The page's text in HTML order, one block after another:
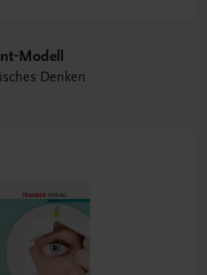
Modell
Denken